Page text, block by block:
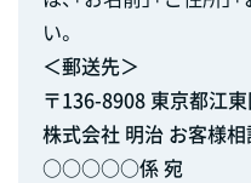
い。
＜郵送先＞
〒136-8908 東京都江
株式会社 明治 お客様
○○○○○係 宛